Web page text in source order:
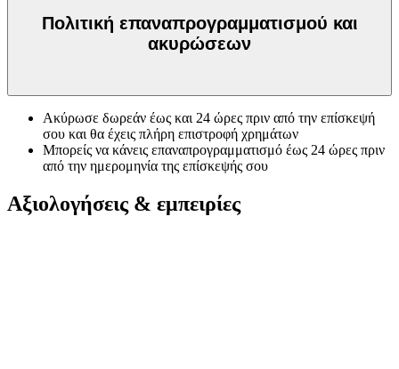
Πολιτική επαναπρογραμματισμού και
ακυρώσεων
Ακύρωσε δωρεάν έως και 24 ώρες πριν από την επίσκεψή
σου και θα έχεις πλήρη επιστροφή χρημάτων
Μπορείς να κάνεις επαναπρογραμματισμό έως 24 ώρες πριν
από την ημερομηνία της επίσκεψής σου
Αξιολογήσεις & εμπειρίες